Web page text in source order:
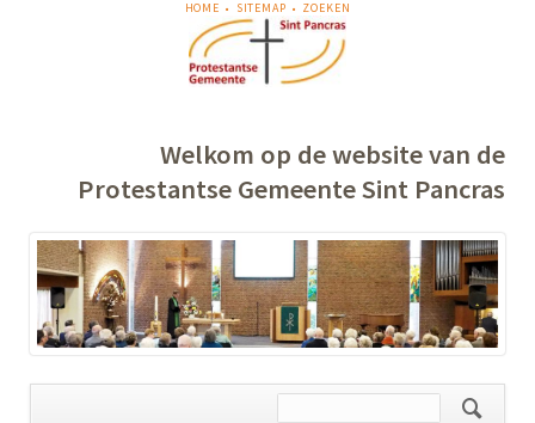
NAVIGATIE
OVERSLAAN
HOME SITEMAP ZOEKEN
Welkom op de website van de
Protestantse Gemeente Sint Pancras